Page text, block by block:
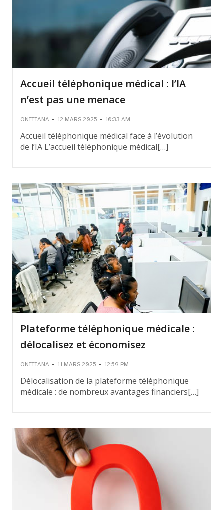
Accueil téléphonique médical : l’IA
n’est pas une menace
ONITIANA - 12 MARS 2025 - 10:33 AM
Accueil téléphonique médical face à l’évolution
de l’IA L’accueil téléphonique médical[…]
Plateforme téléphonique médicale :
délocalisez et économisez
ONITIANA - 11 MARS 2025 - 12:59 PM
Délocalisation de la plateforme téléphonique
médicale : de nombreux avantages financiers[…]